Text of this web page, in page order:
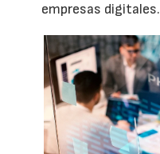
empresas digitales.